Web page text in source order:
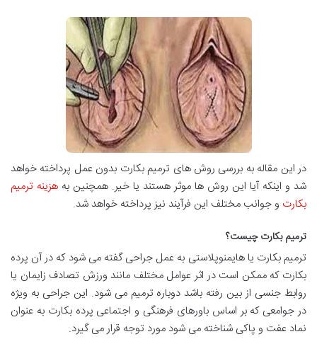
در این مقاله به بررسی روش های ترمیم بکارت بدون عمل پرداخته خواهد
شد و اینکه آیا این روش ها موثر هستند یا خیر. همچنین به هزینه ترمیم
بکارت و جوانب مختلف این فرآیند نیز پرداخته خواهد شد.
ترمیم بکارت چیست؟
ترمیم بکارت یا هایمنوپلاستی به عمل جراحی گفته می شود که در آن پرده
بکارت که ممکن است در اثر عوامل مختلف مانند ورزش تصادف زایمان یا
روابط جنسی از بین رفته باشد دوباره ترمیم می شود. این جراحی به ویژه
در جوامعی که بر اساس باورهای فرهنگی و اجتماعی پرده بکارت به عنوان
نماد عفت و پاکی شناخته می شود مورد توجه قرار می گیرد.